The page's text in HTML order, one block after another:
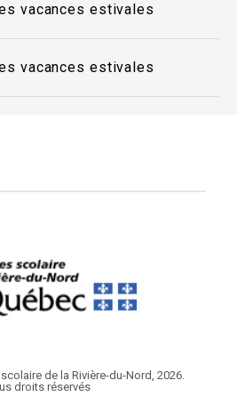
vacances estivales
vacances estivales
de la Rivière-du-Nord, 2026.
droits réservés